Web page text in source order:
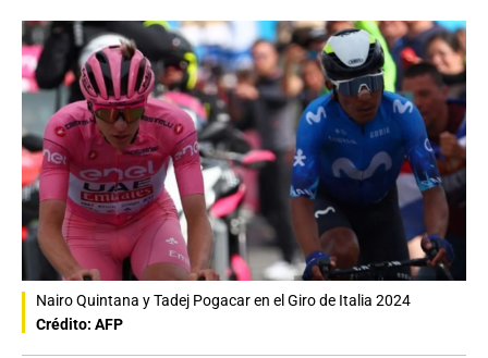
Nairo Quintana y Tadej Pogacar en el Giro de Italia 2024
Crédito: AFP